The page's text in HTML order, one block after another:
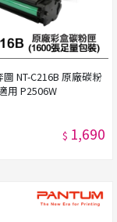
圖 NT-C216B 原廠碳粉
用 P2506W
$ 1,690